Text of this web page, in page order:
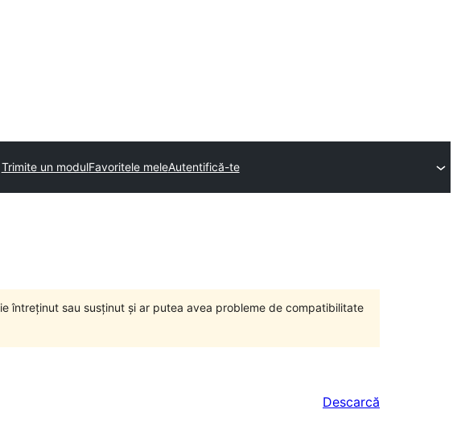
Trimite un modulFavoritele meleAutentifică-te
întreținut sau susținut și ar putea avea probleme de compatibilitate
Descarcă